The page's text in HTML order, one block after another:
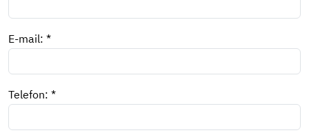
E-mail: *
Telefon: *